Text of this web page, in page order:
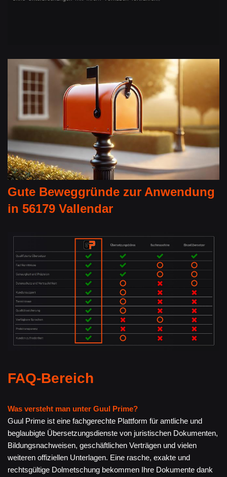
Gute Beweggründe zur Anwendung
in 56179 Vallendar
FAQ-Bereich
Was versteht man unter Guul Prime?
Guul Prime ist eine fachgerechte Plattform für amtliche und
beglaubigte Übersetzungsdienste von juristischen Dokumenten,
Bildungsnachweisen, geschäftlichen Verträgen und vielen
weiteren offiziellen Unterlagen. Eine rasche, exakte und
rechtsgültige Dolmetschung bekommen Ihre Dokumente dank